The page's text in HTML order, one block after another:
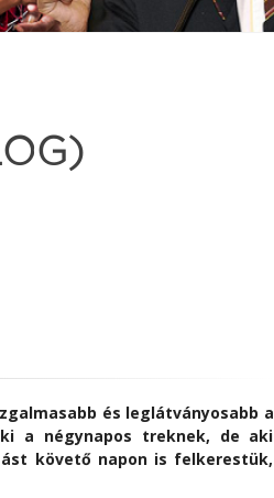
és leglátványosabb a
a négynapos treknek, de aki
követő napon is felkerestük,